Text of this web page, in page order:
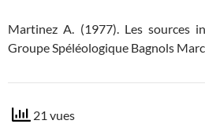
Martinez A. (1977). Les sources
Groupe Spéléologique Bagnols
21 vues